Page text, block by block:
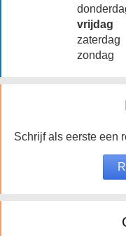
vrijdag
zaterdag
zondag
Schrijf als eerste een